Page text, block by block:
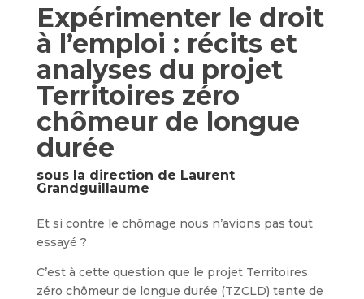
Expérimenter le droit
à l’emploi : récits et
analyses du projet
Territoires zéro
chômeur de longue
durée
sous la direction de Laurent
Grandguillaume
Et si contre le chômage nous n’avions pas tout
essayé ?
C’est à cette question que le projet Territoires
zéro chômeur de longue durée (TZCLD) tente de